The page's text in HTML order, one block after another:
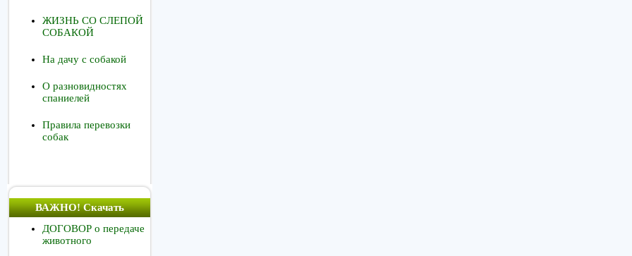
ЖИЗНЬ СО СЛЕПОЙ
СОБАКОЙ
На дачу с собакой
О разновидностях
спаниелей
Правила перевозки
собак
ВАЖНО! Скачать
ДОГОВОР о передаче
животного